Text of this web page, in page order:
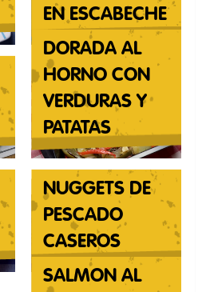
EN ESCABECHE
DORADA AL
HORNO CON
VERDURAS Y
PATATAS
NUGGETS DE
PESCADO
CASEROS
SALMON AL